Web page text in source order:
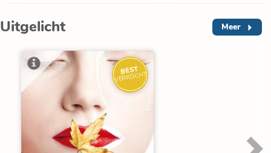
Uitgelicht Meer
BEST
VERKOCHT